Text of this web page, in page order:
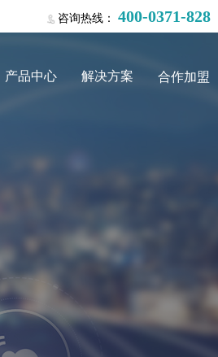
咨询热线： 400-0371-828
产品中心 解决方案 合作加盟